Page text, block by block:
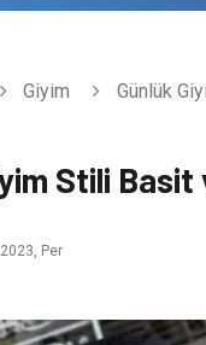
Giyim Günlük
Stili Basit
Per